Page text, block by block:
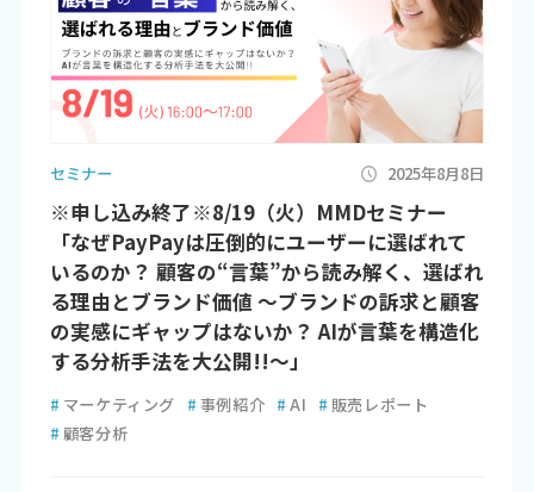
セミナー 2025年8月8日
※申し込み終了※8/19（火）MMDセミナー
「なぜPayPayは圧倒的にユーザーに選ばれて
いるのか？ 顧客の“言葉”から読み解く、選ばれ
る理由とブランド価値 ～ブランドの訴求と顧客
の実感にギャップはないか？ AIが言葉を構造化
する分析手法を大公開!!～」
# マーケティング # 事例紹介 # AI # 販売レポート
# 顧客分析